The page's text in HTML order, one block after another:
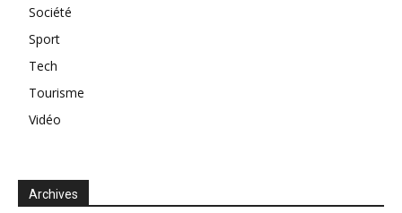
Société
Sport
Tech
Tourisme
Vidéo
Archives